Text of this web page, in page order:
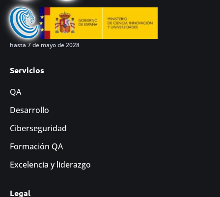
hasta 7 de mayo de 2028
Servicios
QA
Desarrollo
Ciberseguridad
Formación QA
Excelencia y liderazgo
Legal